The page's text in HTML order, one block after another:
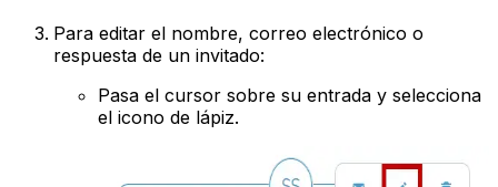
Para editar el nombre, correo electrónico o
respuesta de un invitado:
Pasa el cursor sobre su entrada y selecciona
el icono de lápiz.